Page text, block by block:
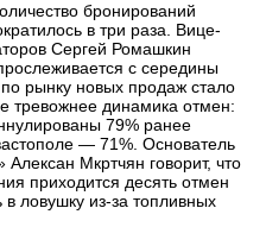
бронирований
в три раза. Вице-
Сергей Ромашкин
с середины
рынку новых продаж стало
тревожнее динамика отмен:
79% ранее
— 71%. Основатель
Алексан Мкртчян говорит, что
приходится десять отмен
ловушку из-за топливных